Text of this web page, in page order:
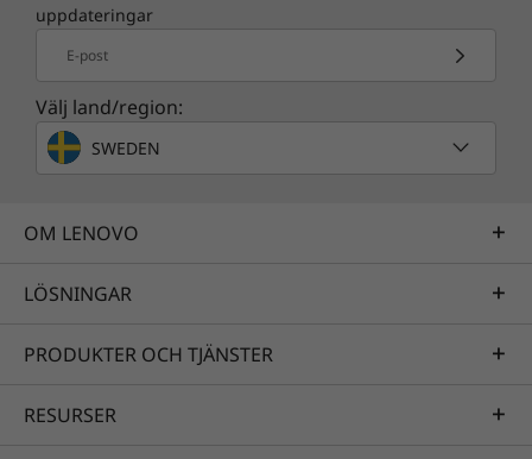
uppdateringar
E-post
Välj land/region:
SWEDEN
OM LENOVO
LÖSNINGAR
PRODUKTER OCH TJÄNSTER
RESURSER